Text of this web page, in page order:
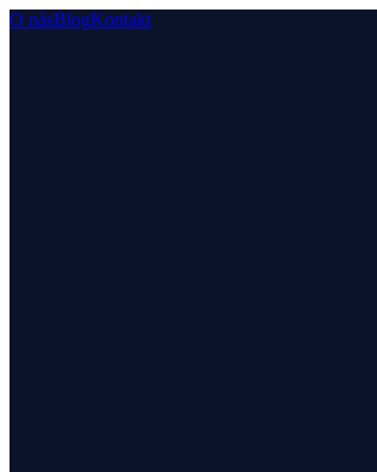
O násBlogKontakt